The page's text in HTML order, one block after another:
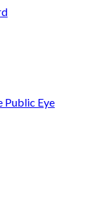
Public Eye